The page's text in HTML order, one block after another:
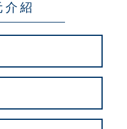
介紹